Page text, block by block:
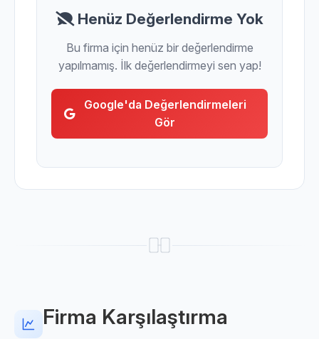
Henüz Değerlendirme Yok
Bu firma için henüz bir değerlendirme
yapılmamış. İlk değerlendirmeyi sen yap!
Google'da Değerlendirmeleri
Gör
Firma Karşılaştırma